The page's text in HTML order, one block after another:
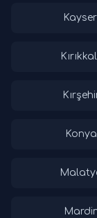
Konya